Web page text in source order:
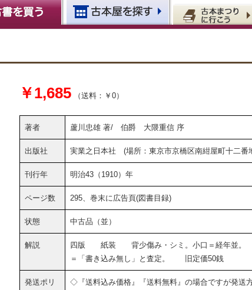
￥1,685 （送料：￥0）
著者 蘆川忠雄 著/ 伯爵 大隈重信 序
出版社 実業之日本社 (場所：東京市京橋区南紺屋町十二番
刊行年 明治43（1910）年
ページ数 295、巻末に広告頁(図書目録)
状態 中古品（並）
解説
四版 紙装 背少傷み・シミ。小口＝経年並。
＝「書き込み無し」と査定。 旧定価50銭
発送ポリ
◇『送料込み価格』『送料無料』の場合ですが発送